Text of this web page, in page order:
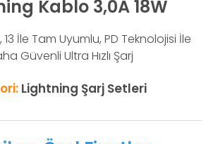
Kablo 3,0A 18W
13 İle Tam Uyumlu, PD Teknolojisi İle
Güvenli Ultra Hızlı Şarj
Lightning Şarj Setleri